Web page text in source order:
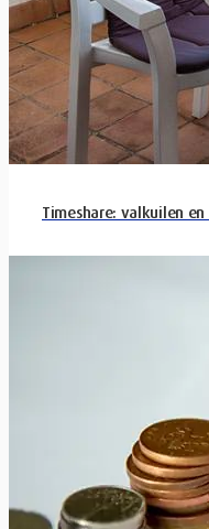
Timeshare: valkuilen